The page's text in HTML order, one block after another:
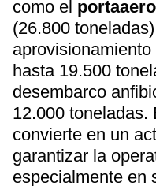
como el
(26.800
hasta 19.500
desembarco
12.000 toneladas.
convierte en un
garantizar la
especialmente en